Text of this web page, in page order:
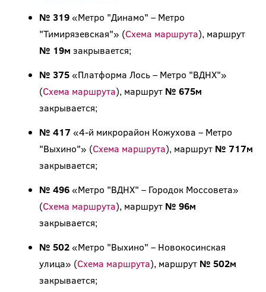
№ 319«Метро "Динамо" – Метро
"Тимирязевская"» (Схема маршрута), маршрут
№ 19м закрывается;
№ 375«Платформа Лось – Метро "ВДНХ"»
(Схема маршрута), маршрут № 675м
закрывается;
№ 417 «4-й микрорайон Кожухова – Метро
"Выхино"» (Схема маршрута), маршрут № 717м
закрывается;
№ 496«Метро "ВДНХ" – Городок Моссовета»
(Схема маршрута), маршрут № 96м
закрывается;
№ 502«Метро "Выхино" – Новокосинская
улица» (Схема маршрута), маршрут № 502м
закрывается;